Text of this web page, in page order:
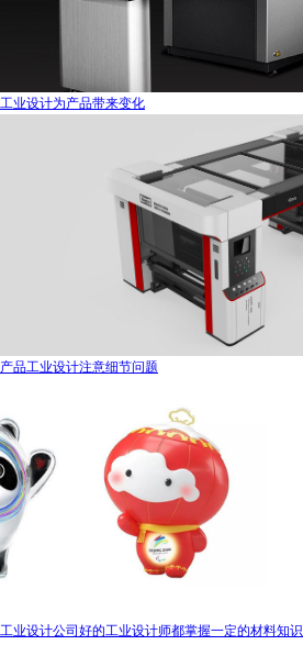
工业设计为产品带来变化
产品工业设计注意细节问题
工业设计公司好的工业设计师都掌握一定的材料知识